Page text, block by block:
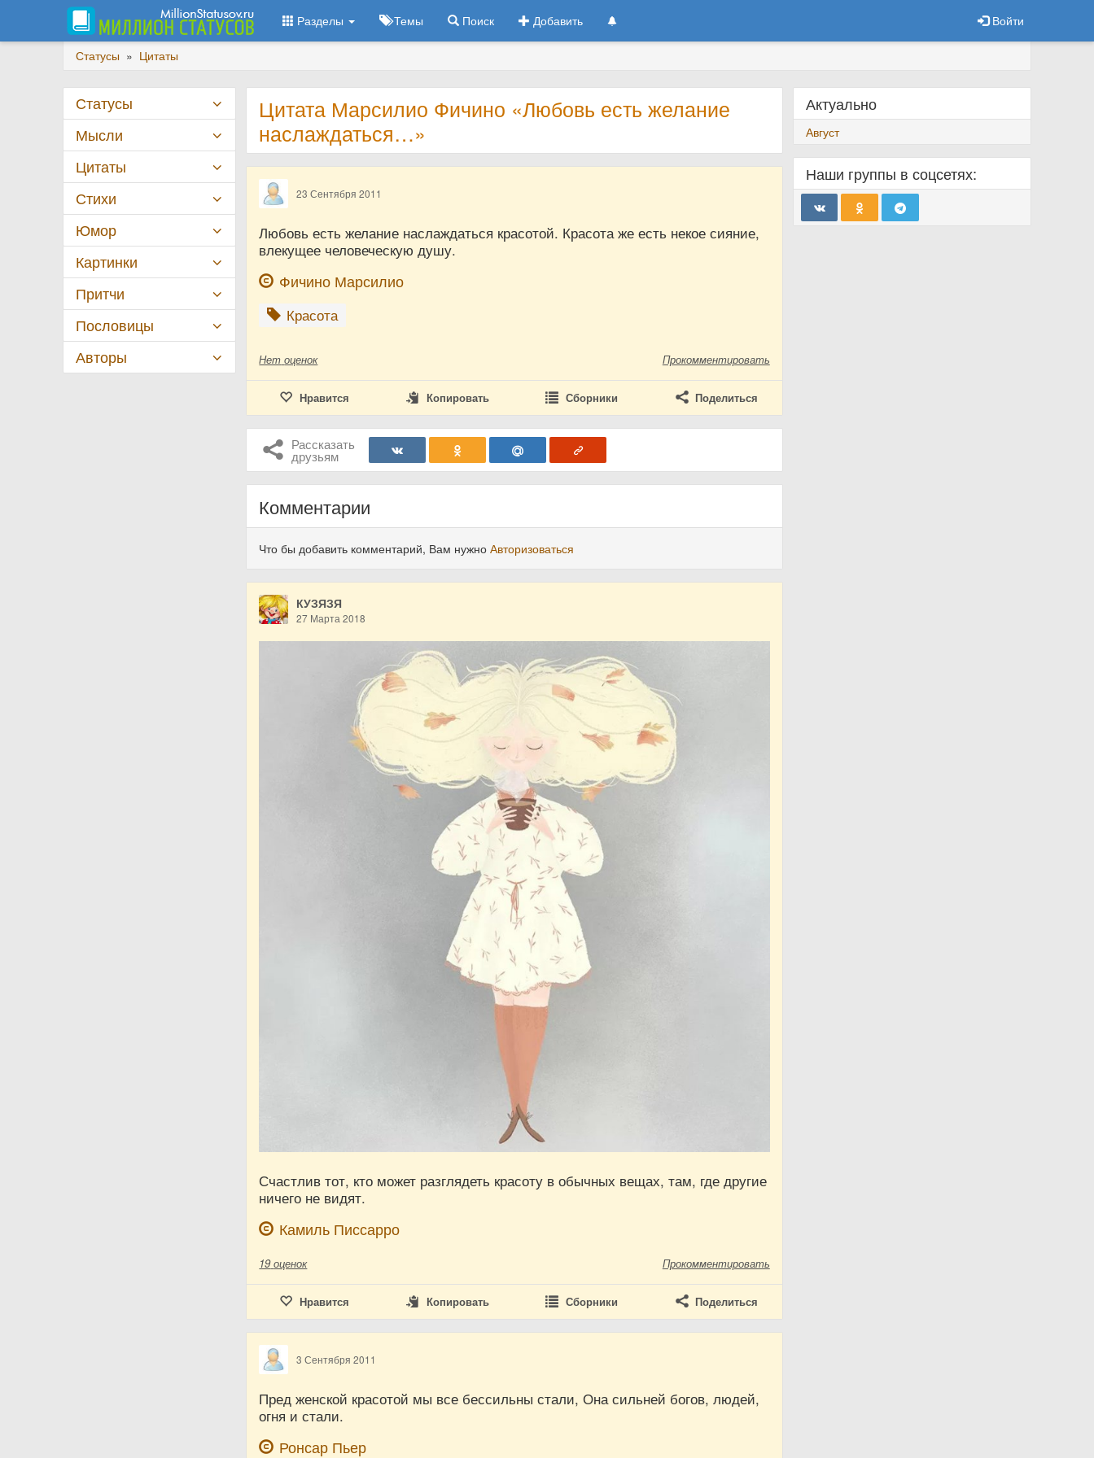
Разделы Темы Поиск Добавить Войти
Статусы » Цитаты
Цитата Марсилио Фичино «Любовь есть желание
наслаждаться…»
23 Сентября 2011
Любовь есть желание наслаждаться красотой. Красота же есть некое сияние,
влекущее человеческую душу.
Фичино Марсилио
Красота
Нет оценок Прокомментировать
Нравится Копировать Сборники Поделиться
Рассказать
друзьям
Комментарии
Что бы добавить комментарий, Вам нужноАвторизоваться
КУЗЯЗЯ
27 Марта 2018
Счастлив тот, кто может разглядеть красоту в обычных вещах, там, где другие
ничего не видят.
Камиль Писсарро
19 оценок Прокомментировать
Нравится Копировать Сборники Поделиться
3 Сентября 2011
Пред женской красотой мы все бессильны стали, Она сильней богов, людей,
огня и стали.
Ронсар Пьер
Актуально
Август
Наши группы в соцсетях:
Статусы
Мысли
Цитаты
Стихи
Юмор
Картинки
Притчи
Пословицы
Авторы